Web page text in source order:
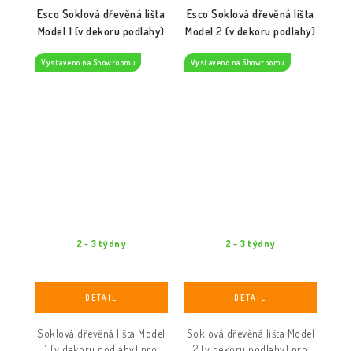
Esco Soklová dřevěná lišta
Model 1 (v dekoru podlahy)
Vystaveno na Showroomu
2 - 3 týdny
Soklová dřevěná lišta Model
Esco Soklová dřevěná lišta
Model 2 (v dekoru podlahy)
Vystaveno na Showroomu
2 - 3 týdny
Soklová dřevěná lišta Model